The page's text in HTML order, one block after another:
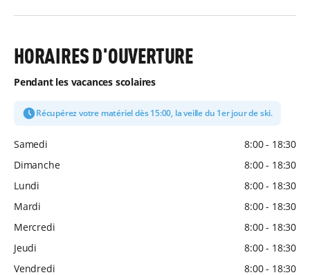
HORAIRES D'OUVERTURE
Pendant les vacances scolaires
Récupérez votre matériel dès 15:00, la veille du 1er jour de ski.
Samedi
8:00 - 18:30
Dimanche
8:00 - 18:30
Lundi
8:00 - 18:30
Mardi
8:00 - 18:30
Mercredi
8:00 - 18:30
Jeudi
8:00 - 18:30
Vendredi
8:00 - 18:30